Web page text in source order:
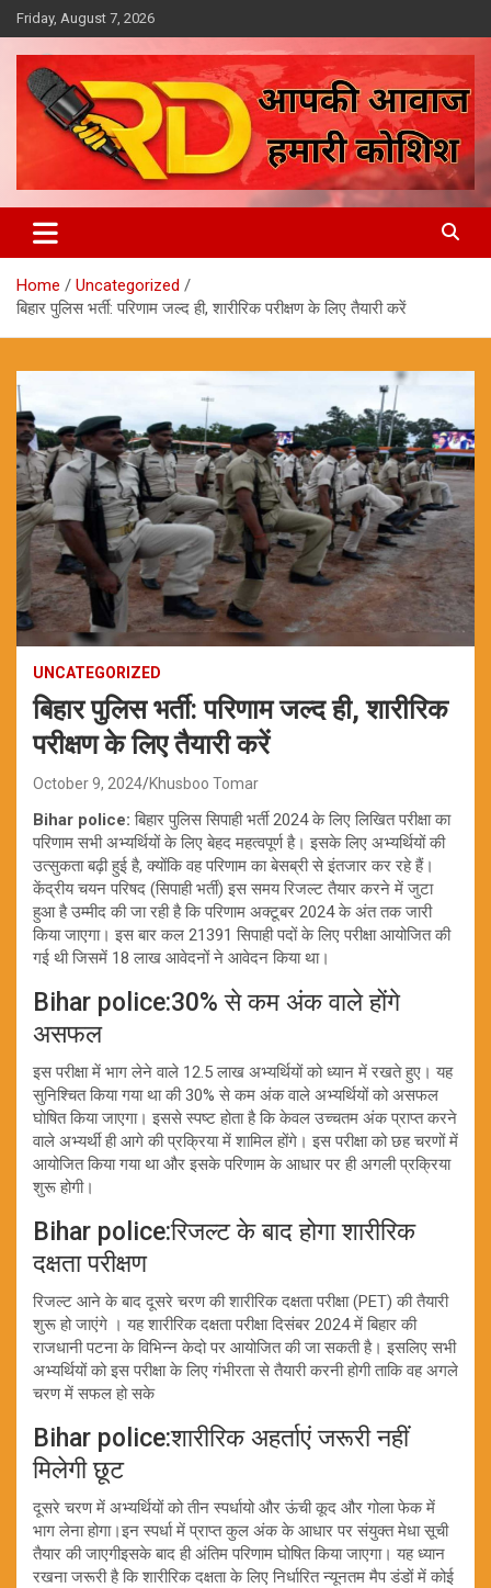
Skip
to
content
Friday, August 7, 2026
Reporter Diaries
Home
Uncategorized
बिहार पुलिस भर्ती: परिणाम जल्द ही, शारीरिक परीक्षण के लिए तैयारी करें
UNCATEGORIZED
बिहार पुलिस भर्ती: परिणाम जल्द ही, शारीरिक
परीक्षण के लिए तैयारी करें
October 9, 2024 Khusboo Tomar
Bihar police: बिहार पुलिस सिपाही भर्ती 2024 के लिए लिखित परीक्षा का
परिणाम सभी अभ्यर्थियों के लिए बेहद महत्वपूर्ण है। इसके लिए अभ्यर्थियों की
उत्सुकता बढ़ी हुई है, क्योंकि वह परिणाम का बेसब्री से इंतजार कर रहे हैं।
केंद्रीय चयन परिषद (सिपाही भर्ती) इस समय रिजल्ट तैयार करने में जुटा
हुआ है उम्मीद की जा रही है कि परिणाम अक्टूबर 2024 के अंत तक जारी
किया जाएगा। इस बार कल 21391 सिपाही पदों के लिए परीक्षा आयोजित की
गई थी जिसमें 18 लाख आवेदनों ने आवेदन किया था।
Bihar police:30% से कम अंक वाले होंगे
असफल
इस परीक्षा में भाग लेने वाले 12.5 लाख अभ्यर्थियों को ध्यान में रखते हुए। यह
सुनिश्चित किया गया था की 30% से कम अंक वाले अभ्यर्थियों को असफल
घोषित किया जाएगा। इससे स्पष्ट होता है कि केवल उच्चतम अंक प्राप्त करने
वाले अभ्यर्थी ही आगे की प्रक्रिया में शामिल होंगे। इस परीक्षा को छह चरणों में
आयोजित किया गया था और इसके परिणाम के आधार पर ही अगली प्रक्रिया
शुरू होगी।
Bihar police:रिजल्ट के बाद होगा शारीरिक
दक्षता परीक्षण
रिजल्ट आने के बाद दूसरे चरण की शारीरिक दक्षता परीक्षा (PET) की तैयारी
शुरू हो जाएंगे । यह शारीरिक दक्षता परीक्षा दिसंबर 2024 में बिहार की
राजधानी पटना के विभिन्न केदो पर आयोजित की जा सकती है। इसलिए सभी
अभ्यर्थियों को इस परीक्षा के लिए गंभीरता से तैयारी करनी होगी ताकि वह अगले
चरण में सफल हो सके
Bihar police:शारीरिक अहर्ताएं जरूरी नहीं
मिलेगी छूट
दूसरे चरण में अभ्यर्थियों को तीन स्पर्धायो और ऊंची कूद और गोला फेक में
भाग लेना होगा।इन स्पर्धा में प्राप्त कुल अंक के आधार पर संयुक्त मेधा सूची
तैयार की जाएगीइसके बाद ही अंतिम परिणाम घोषित किया जाएगा। यह ध्यान
रखना जरूरी है कि शारीरिक दक्षता के लिए निर्धारित न्यूनतम मैप डंडों में कोई